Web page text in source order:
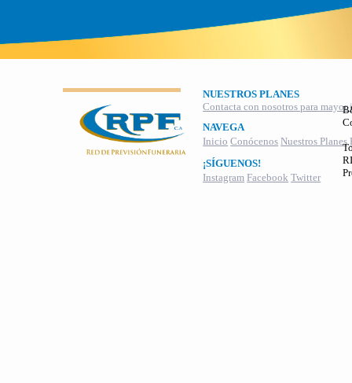
NUESTROS PLANES
Contacta con nosotros para
NAVEGA
Inicio Conócenos Nuestros Planes
¡SÍGUENOS!
Instagram Facebook Twitter